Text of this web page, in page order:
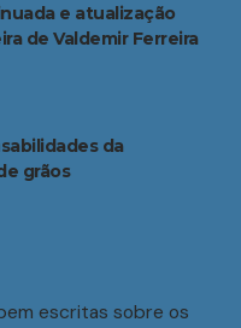
e atualização
de Valdemir Ferreira
da
grãos
escritas sobre os